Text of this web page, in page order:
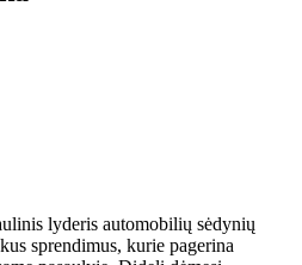
lyderis automobilių sėdynių
sprendimus, kurie pagerina